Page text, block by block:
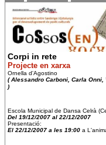
Corpi in rete
Projecte en xarxa
Ornella d'Agostino
( Alessandro Carboni, Carla
)
Escola Municipal de Dansa Celrà
Del 19/12/2007 al 22/12/2007
Presentació:
El 22/12/2007 a les 19:00 a